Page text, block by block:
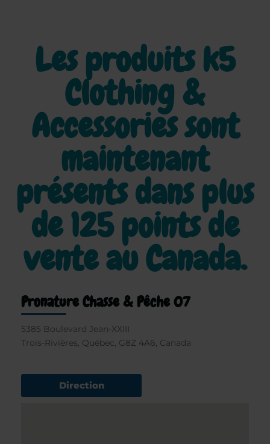
Les produits k5
Clothing &
Accessories sont
maintenant
présents dans plus
de125 points de
vente au Canada.
Pronature Chasse & Pêche 07
5385 Boulevard Jean-XXIII
Trois-Rivières, Québec, G8Z 4A6, Canada
Direction